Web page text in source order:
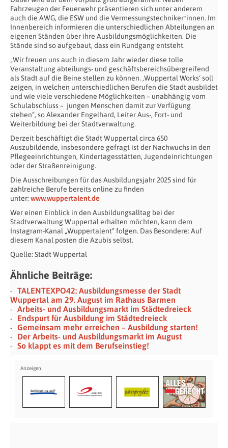
Fahrzeugen der Feuerwehr präsentieren sich unter anderem
auch die AWG, die ESW und die Vermessungstechniker*innen. Im
Innenbereich informieren die unterschiedlichen Abteilungen an
eigenen Ständen über ihre Ausbildungsmöglichkeiten. Die
Stände sind so aufgebaut, dass ein Rundgang entsteht.
„Wir freuen uns auch in diesem Jahr wieder diese tolle
Veranstaltung abteilungs- und geschäftsbereichsübergreifend
als Stadt auf die Beine stellen zu können. ‚Wuppertal Works‘ soll
zeigen, in welchen unterschiedlichen Berufen die Stadt ausbildet
und wie viele verschiedene Möglichkeiten – unabhängig vom
Schulabschluss – jungen Menschen damit zur Verfügung
stehen“, so Alexander Engelhard, Leiter Aus-, Fort- und
Weiterbildung bei der Stadtverwaltung.
Derzeit beschäftigt die Stadt Wuppertal circa 650
Auszubildende, insbesondere gefragt ist der Nachwuchs in den
Pflegeeinrichtungen, Kindertagesstätten, Jugendeinrichtungen
oder der Straßenreinigung.
Die Ausschreibungen für das Ausbildungsjahr 2025 sind für
zahlreiche Berufe bereits online zu finden
unter: www.wuppertalent.de
Wer einen Einblick in den Ausbildungsalltag bei der
Stadtverwaltung Wuppertal erhalten möchten, kann dem
Instagram-Kanal „Wuppertalent“ folgen. Das Besondere: Auf
diesem Kanal posten die Azubis selbst.
Quelle: Stadt Wuppertal
Ähnliche Beiträge:
TALENTEXPO42: Ausbildungsmesse der Stadt
Wuppertal am 29. August im Rathaus Barmen
Arbeits- und Ausbildungsmarkt im Städtedreieck
Endspurt für Ausbildung im Städtedreieck
Gemeinsam mehr erreichen – Ausbildung starten!
Der Arbeits- und Ausbildungsmarkt im August
So klappt es mit dem Berufseinstieg!